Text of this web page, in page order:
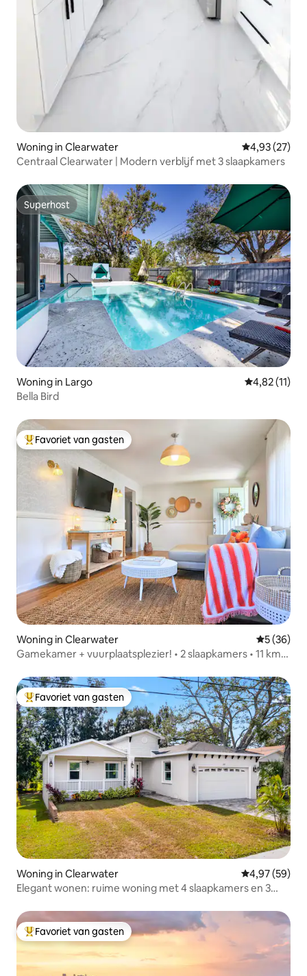
Woning in Clearwater Gemiddelde
4,93 (27)
Centraal Clearwater | Modern verblijf met 3 slaapkamers
Superhost
Superhost
Woning in Largo Gemiddelde
4,82 (11)
Bella Bird
Topfavoriet van gasten
Favoriet van gasten
Woning in Clearwater
5 (36)
Gamekamer + vuurplaatsplezier! • 2 slaapkamers • 11 km
Topfavoriet van gasten
Favoriet van gasten
Woning in Clearwater Gemiddelde
4,97 (59)
Elegant wonen: ruime woning met 4 slaapkamers en 3
Topfavoriet van gasten
Favoriet van gasten